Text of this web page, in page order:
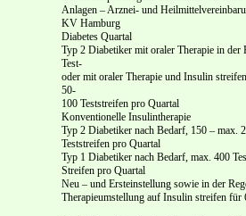
Anlagen – Arznei- und
KV Hamburg
Diabetes Quartal
Typ 2 Diabetiker mit oraler Therapie in der
Test-
oder mit oraler Therapie und Insulin
50-
100 Teststreifen pro Quartal
Konventionelle Insulintherapie
Typ 2 Diabetiker nach Bedarf, 150 – max.
Teststreifen pro Quartal
Typ 1 Diabetiker nach Bedarf, max. 400
Streifen pro Quartal
Neu – und Ersteinstellung sowie in der
Therapieumstellung auf Insulin streifen für